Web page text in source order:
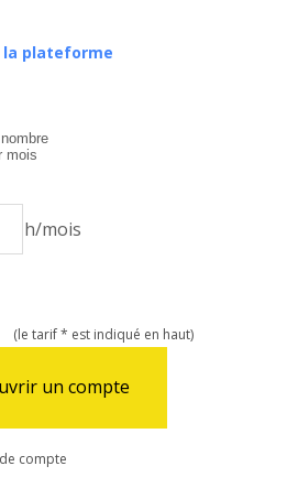
plateforme
mois
h/mois
(le tarif * est indiqué en haut)
un compte
compte